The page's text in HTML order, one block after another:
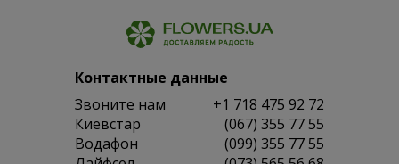
Контактные данные
Звоните нам
+1 718 475 92 72
Киевстар
(067) 355 77 55
Водафон
(099) 355 77 55